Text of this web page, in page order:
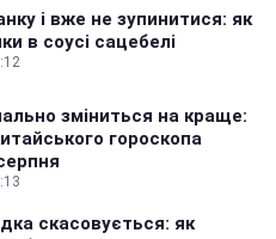
і вже не зупинитися: як
в соусі сацебелі
зміниться на краще:
гороскопа
скасовується: як